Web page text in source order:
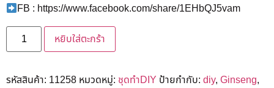
FB : https://www.facebook.com/share/1EHbQJ5vam
หยิบใส่ตะกร้า
รหัสสินค้า: 11258 หมวดหมู่: ชุดทำDIY ป้ายกำกับ: diy, Ginseng,